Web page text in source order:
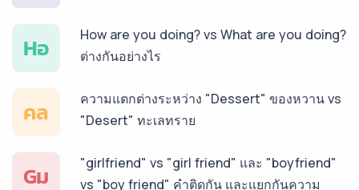
บริการรับแปลภาษาทั่วไทย ราคาเริ่มต้น 150฿
Hอ
How are you doing? vs What are you doing?
ต่างกันอย่างไร
คล
ความแตกต่างระหว่าง "Dessert" ของหวาน vs
"Desert" ทะเลทราย
Gม
"girlfriend" vs "girl friend" และ "boyfriend"
vs "boy friend" คำติดกัน และแยกกันความ